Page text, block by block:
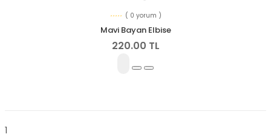
( 0 yorum )
Mavi Bayan Elbise
220.00 TL
1